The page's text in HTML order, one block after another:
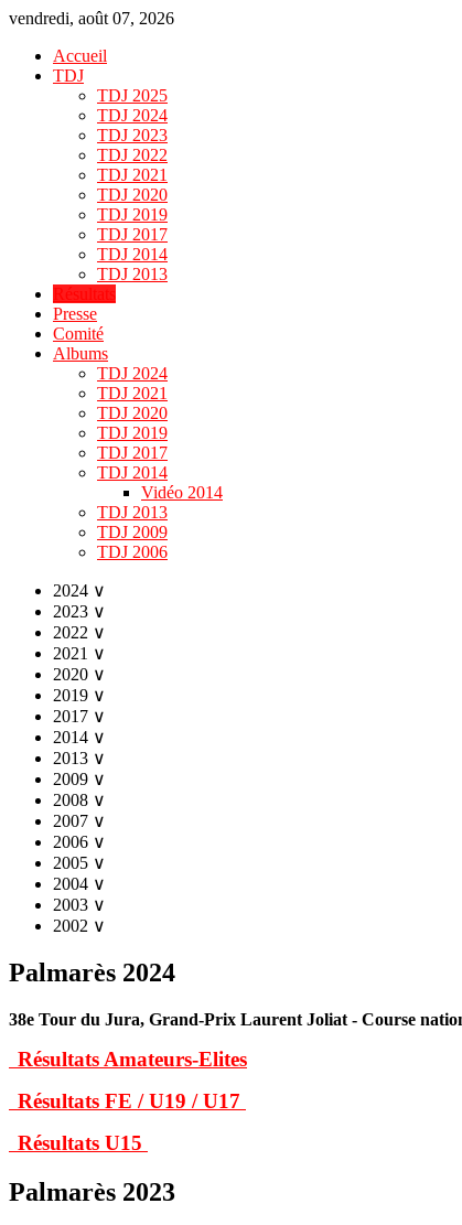
vendredi, août 07, 2026
Accueil
TDJ
TDJ 2025
TDJ 2024
TDJ 2023
TDJ 2022
TDJ 2021
TDJ 2020
TDJ 2019
TDJ 2017
TDJ 2014
TDJ 2013
Résultats
Presse
Comité
Albums
TDJ 2024
TDJ 2021
TDJ 2020
TDJ 2019
TDJ 2017
TDJ 2014
Vidéo 2014
TDJ 2013
TDJ 2009
TDJ 2006
2024 ∨
2023 ∨
2022 ∨
2021 ∨
2020 ∨
2019 ∨
2017 ∨
2014 ∨
2013 ∨
2009 ∨
2008 ∨
2007 ∨
2006 ∨
2005 ∨
2004 ∨
2003 ∨
2002 ∨
Palmarès 2024
38e Tour du Jura, Grand-Prix Laurent Joliat - Course
Résultats Amateurs-Elites
Résultats FE / U19 / U17
Résultats U15
Palmarès 2023